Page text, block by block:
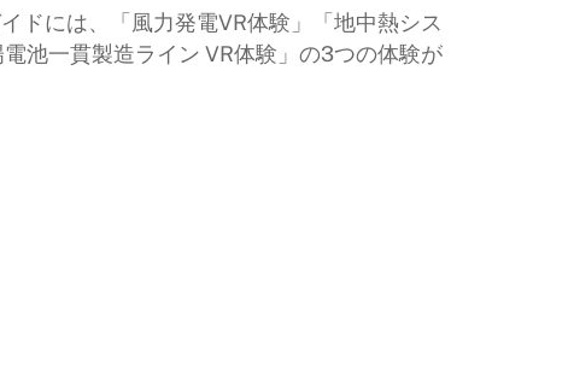
ドには、「風力発電VR体験」「地中熱シス
池一貫製造ライン VR体験」の3つの体験が